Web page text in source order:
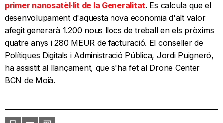
primer nanosatèl·lit de la Generalitat. Es calcula que el
desenvolupament d'aquesta nova economia d'alt valor
afegit generarà 1.200 nous llocs de treball en els pròxims
quatre anys i 280 MEUR de facturació. El conseller de
Polítiques Digitals i Administració Pública, Jordi Puigneró,
ha assistit al llançament, que s'ha fet al Drone Center
BCN de Moià.
ImprimirEnviaPDF